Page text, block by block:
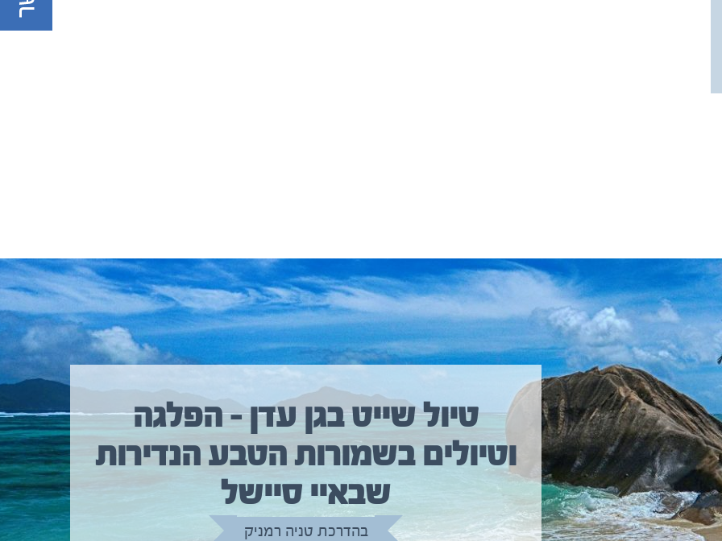
טיול שייט בגן עדן – הפלגה
וטיולים בשמורות הטבע הנדירות
שבאיי סיישל
בהדרכת טניה רמניק
טיול שייט מקיף איסלנד
בהדרכת גיל יניב